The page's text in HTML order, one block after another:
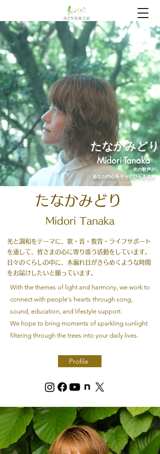
​たなかみどり
Midori Tanaka
光の歌声が
あなたの心をそっとひらきます
みどり音楽工房｜三島の音楽教室
たなかみどり
Midori Tanaka
光と調和をテーマに、歌・音・教育・ライフサポート
を通して、皆さまの心に寄り添う活動をしています。
日々のくらしの中に、木漏れ日がきらめくような時間
をお届けしたいと願っています。
With the themes of light and harmony, we work to
connect with people's hearts through song,
sound, education, and lifestyle support.
We hope to bring moments of sparkling sunlight
filtering through the trees into your daily lives.
Profile